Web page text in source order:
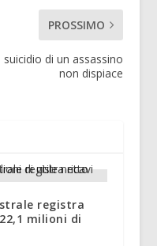
PROSSIMO
suicidio di un assassino
non dispiace
registra
milioni di